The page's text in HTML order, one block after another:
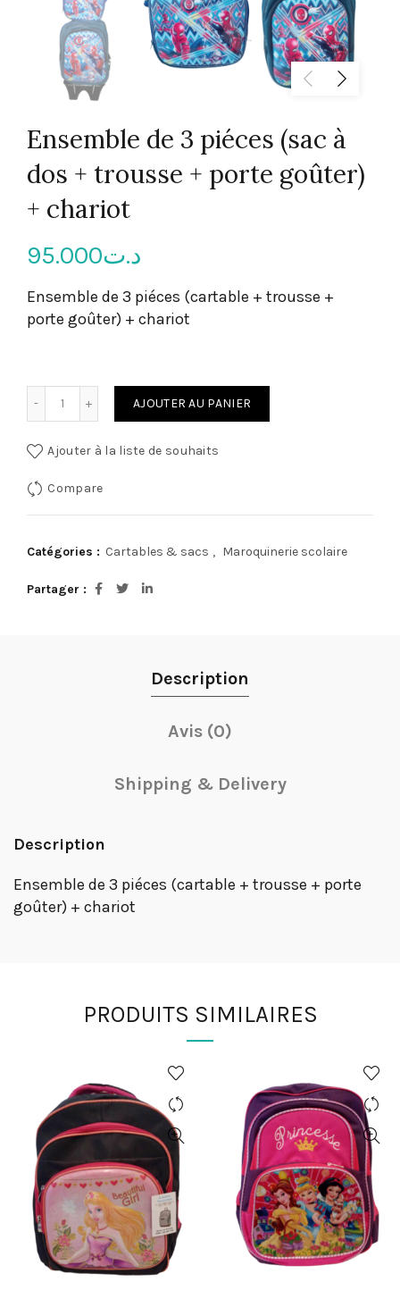
Ensemble de 3 piéces (sac à
dos + trousse + porte goûter)
+ chariot
د.ت95.000
Ensemble de 3 piéces (cartable + trousse +
porte goûter) + chariot
AJOUTER AU PANIER
Ajouter à la liste de souhaits
Compare
Catégories : Cartables & sacs , Maroquinerie scolaire
Partager
Description
Avis (0)
Shipping & Delivery
Description
Ensemble de 3 piéces (cartable + trousse + porte
goûter) + chariot
PRODUITS SIMILAIRES